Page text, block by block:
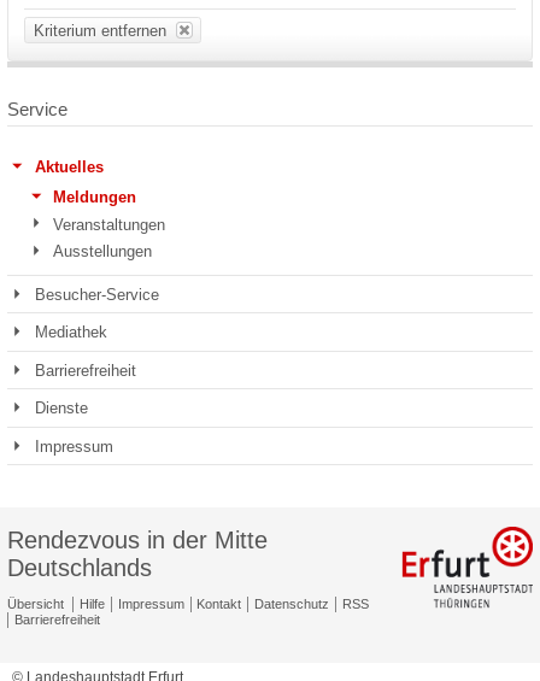
Kriterium entfernen
Service
Aktuelles
Meldungen
Veranstaltungen
Ausstellungen
Besucher-Service
Mediathek
Barrierefreiheit
Dienste
Impressum
Rendezvous in der Mitte
Deutschlands
Übersicht Hilfe Impressum Kontakt Datenschutz
RSS
Barrierefreiheit
© Landeshauptstadt Erfurt